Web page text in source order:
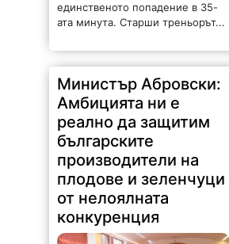
Министър Абровски:
Амбицията ни е
реално да защитим
българските
производители на
плодове и зеленчуци
от нелоялната
конкуренция